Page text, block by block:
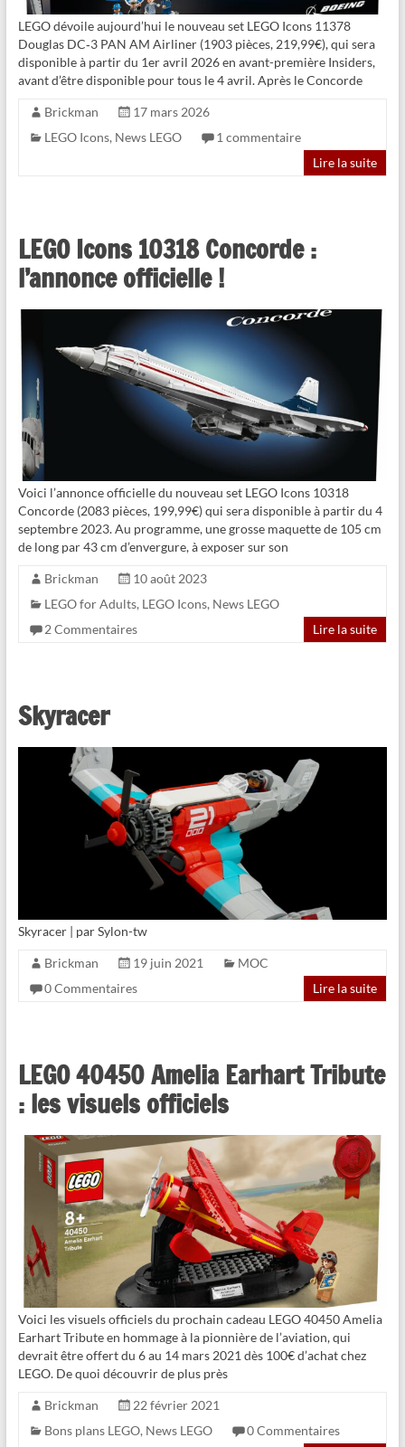
LEGO dévoile aujourd’hui le nouveau set LEGO Icons 11378
Douglas DC‑3 PAN AM Airliner (1903 pièces, 219,99€), qui sera
disponible à partir du 1er avril 2026 en avant-première Insiders,
avant d’être disponible pour tous le 4 avril. Après le Concorde
Brickman
17 mars 2026
LEGO Icons, News LEGO
1 commentaire
Lire la suite
LEGO Icons 10318 Concorde :
l’annonce officielle !
Voici l’annonce officielle du nouveau set LEGO Icons 10318
Concorde (2083 pièces, 199,99€) qui sera disponible à partir du 4
septembre 2023. Au programme, une grosse maquette de 105 cm
de long par 43 cm d’envergure, à exposer sur son
Brickman
10 août 2023
LEGO for Adults, LEGO Icons, News LEGO
2 Commentaires
Lire la suite
Skyracer
Skyracer | par Sylon-tw
Brickman 19 juin 2021
MOC
0 Commentaires
Lire la suite
LEGO 40450 Amelia Earhart Tribute
: les visuels officiels
Voici les visuels officiels du prochain cadeau LEGO 40450 Amelia
Earhart Tribute en hommage à la pionnière de l’aviation, qui
devrait être offert du 6 au 14 mars 2021 dès 100€ d’achat chez
LEGO. De quoi découvrir de plus près
Brickman
22 février 2021
Bons plans LEGO, News LEGO 0 Commentaires